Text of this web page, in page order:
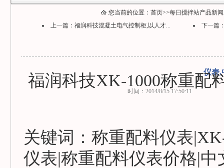
您当前的位置： 首页>>每日搅拌站产品新
上一篇： 福润科技混凝土电气控制柜,以人才... 下一篇
仪表,
时间：2014/8/15 17:50:11
福润科技XK-1000称重配
关键词：称重配料仪表
仪表|称重配料仪表价格|